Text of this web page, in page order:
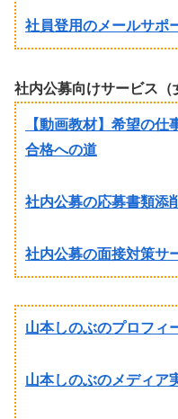
社員登用のメールサポ
社内公募向けサービス（
【動画教材】希望の
合格への道
社内公募の応募書類添
社内公募の面接対策サ
山本しのぶのプロフィ
山本しのぶのメディア